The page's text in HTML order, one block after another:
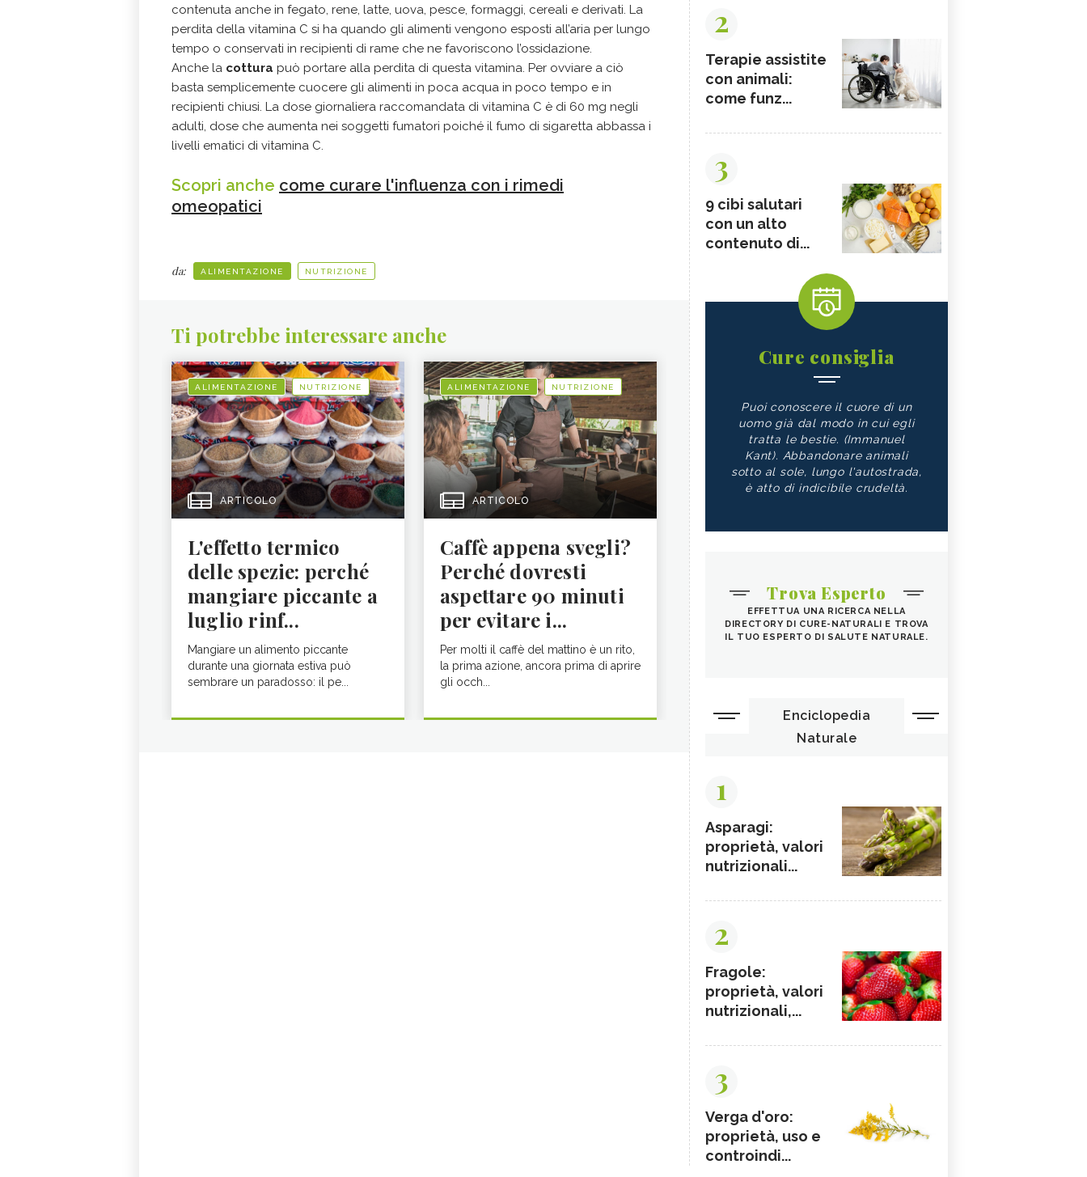
contenuta anche in fegato, rene, latte, uova, pesce, formaggi, cereali e derivati. La
perdita della vitamina C si ha quando gli alimenti vengono esposti all’aria per lungo
tempo o conservati in recipienti di rame che ne favoriscono l’ossidazione.
Anche la cottura può portare alla perdita di questa vitamina. Per ovviare a ciò
basta semplicemente cuocere gli alimenti in poca acqua in poco tempo e in
recipienti chiusi. La dose giornaliera raccomandata di vitamina C è di 60 mg negli
adulti, dose che aumenta nei soggetti fumatori poiché il fumo di sigaretta abbassa i
livelli ematici di vitamina C.
Scopri anche come curare l'influenza con i rimedi
omeopatici
da: ALIMENTAZIONE NUTRIZIONE
Ti potrebbe interessare anche
ALIMENTAZIONE NUTRIZIONE
ARTICOLO
L'effetto termico
delle spezie: perché
mangiare piccante a
luglio rinf...
Mangiare un alimento piccante
durante una giornata estiva può
sembrare un paradosso: il pe...
ALIMENTAZIONE NUTRIZIONE
ARTICOLO
Caffè appena svegli?
Perché dovresti
aspettare 90 minuti
per evitare i...
Per molti il caffè del mattino è un rito,
la prima azione, ancora prima di aprire
gli occh...
2
Terapie assistite
con animali:
come funz...
3
9 cibi salutari
con un alto
contenuto di...
Cure consiglia
Puoi conoscere il cuore di un
uomo già dal modo in cui egli
tratta le bestie. (Immanuel
Kant). Abbandonare animali
sotto al sole, lungo l'autostrada,
è atto di indicibile crudeltà.
Trova Esperto
EFFETTUA UNA RICERCA NELLA
DIRECTORY DI CURE-NATURALI E TROVA
IL TUO ESPERTO DI SALUTE NATURALE.
Enciclopedia
Naturale
1
Asparagi:
proprietà, valori
nutrizionali...
2
Fragole:
proprietà, valori
nutrizionali,...
3
Verga d'oro:
proprietà, uso e
controindi...